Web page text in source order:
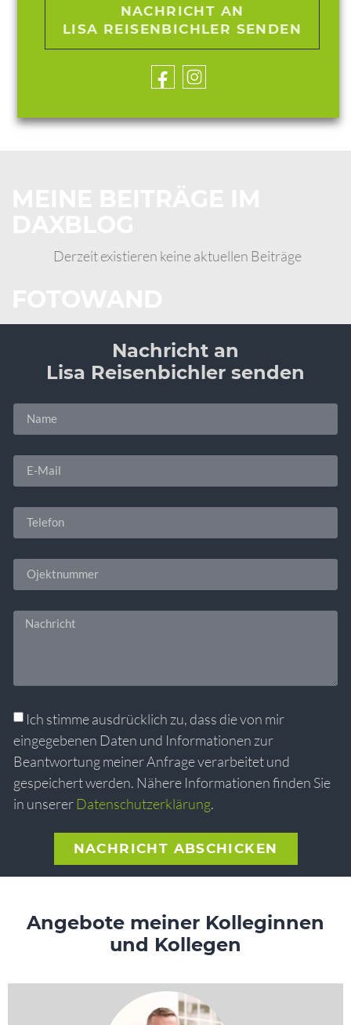
NACHRICHT AN
LISA REISENBICHLER SENDEN
Derzeit existieren keine aktuellen Beiträge
Nachricht an
Lisa Reisenbichler senden
Ich stimme ausdrücklich zu, dass die von mir
eingegebenen Daten und Informationen zur
Beantwortung meiner Anfrage verarbeitet und
gespeichert werden. Nähere Informationen finden Sie
in unserer Datenschutzerklärung.
NACHRICHT ABSCHICKEN
Alternative:
Angebote meiner Kolleginnen
und Kollegen